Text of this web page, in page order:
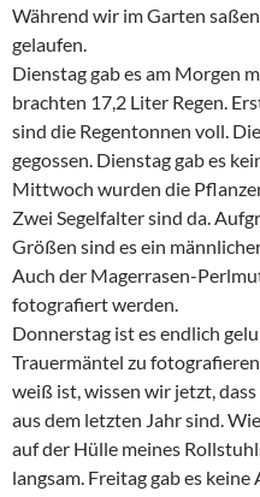
Während wir im Garten
gelaufen.
Dienstag gab es am Morgen
brachten 17,2 Liter Regen.
sind die Regentonnen voll.
gegossen. Dienstag gab es
Mittwoch wurden die
Zwei Segelfalter sind da.
Größen sind es ein
Auch der Magerrasen-
fotografiert werden.
Donnerstag ist es endlich
Trauermäntel zu
weiß ist, wissen wir jetzt,
aus dem letzten Jahr sind.
auf der Hülle meines
langsam. Freitag gab es